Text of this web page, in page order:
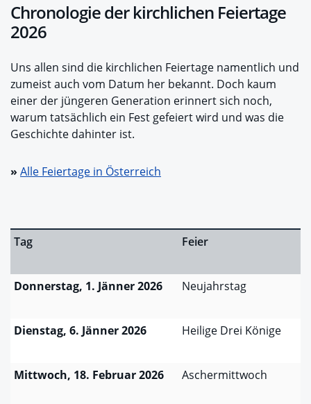
Chronologie der kirchlichen Feiertage
2026
Uns allen sind die kirchlichen Feiertage namentlich und
zumeist auch vom Datum her bekannt. Doch kaum
einer der jüngeren Generation erinnert sich noch,
warum tatsächlich ein Fest gefeiert wird und was die
Geschichte dahinter ist.
» Alle Feiertage in Österreich
Tag Feier
Donnerstag, 1. Jänner 2026 Neujahrstag
Dienstag, 6. Jänner 2026 Heilige Drei Könige
Mittwoch, 18. Februar 2026 Aschermittwoch